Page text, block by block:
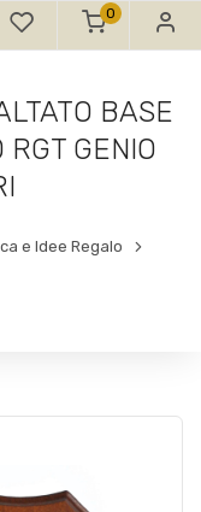
0
BASE
RGT GENIO
e Idee Regalo